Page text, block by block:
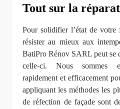
Tout sur la
Pour solidifier l’état de votre
résister au mieux aux
BatiPro Rénov SARL peut se
celle-ci. Nous sommes
rapidement et efficacement
appliquant les méthodes les
de réfection de façade sont